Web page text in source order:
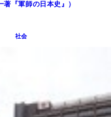
『軍師の日本史』）
社会